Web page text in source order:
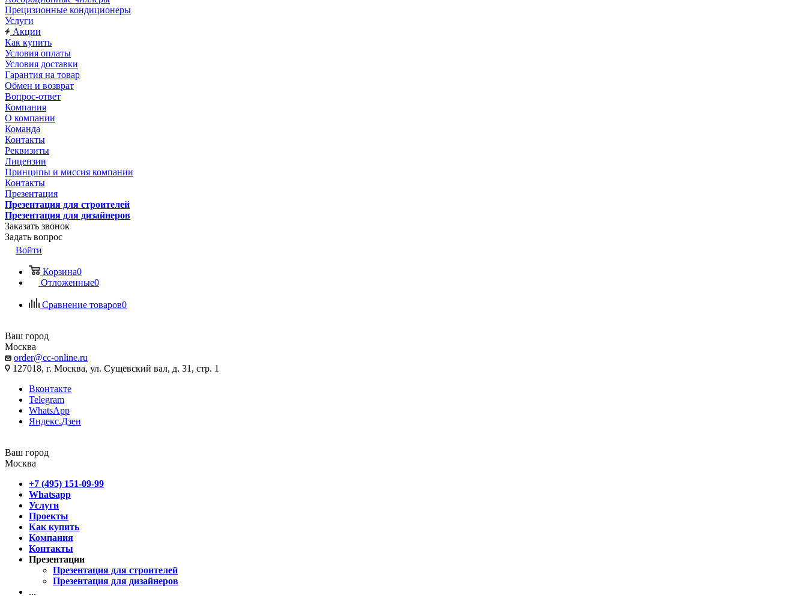
Прецизионные кондиционеры
Услуги
Акции
Как купить
Условия оплаты
Условия доставки
Гарантия на товар
Обмен и возврат
Вопрос-ответ
Компания
О компании
Команда
Контакты
Реквизиты
Лицензии
Принципы и миссия компании
Контакты
Презентация
Презентация для строителей
Презентация для дизайнеров
Заказать звонок
Задать вопрос
Войти
Корзина0
Отложенные0
Сравнение товаров0
Ваш город
Москва
order@cc-online.ru
127018, г. Москва, ул. Сущевский вал, д. 31, стр. 1
Вконтакте
Telegram
WhatsApp
Яндекс.Дзен
Ваш город
Москва
+7 (495) 151-09-99
Whatsapp
Услуги
Проекты
Как купить
Компания
Контакты
Презентации
Презентация для строителей
Презентация для дизайнеров
...